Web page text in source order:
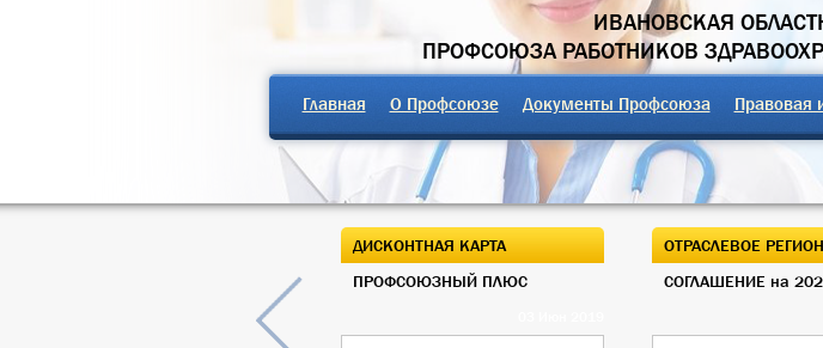
ИВАНОВСКАЯ
ПРОФСОЮЗА РАБОТНИКОВ
Главная О Профсоюзе Документы Профсоюза Правовая
ДИСКОНТНАЯ КАРТА
ПРОФСОЮЗНЫЙ ПЛЮС
ОТРАСЛЕВОЕ
СОГЛАШЕНИЕ на